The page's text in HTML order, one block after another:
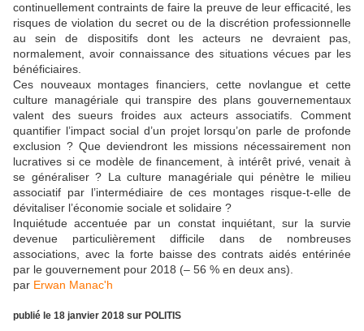
continuellement contraints de faire la preuve de leur efficacité, les
risques de violation du secret ou de la discrétion professionnelle
au sein de dispositifs dont les acteurs ne devraient pas,
normalement, avoir connaissance des situations vécues par les
bénéficiaires.
Ces nouveaux montages financiers, cette novlangue et cette
culture managériale qui transpire des plans gouvernementaux
valent des sueurs froides aux acteurs associatifs. Comment
quantifier l’impact social d’un projet lorsqu’on parle de profonde
exclusion ? Que deviendront les missions nécessairement non
lucratives si ce modèle de financement, à intérêt privé, venait à
se généraliser ? La culture managériale qui pénètre le milieu
associatif par l’intermédiaire de ces montages risque-t-elle de
dévitaliser l’économie sociale et solidaire ?
Inquiétude accentuée par un constat inquiétant, sur la survie
devenue particulièrement difficile dans de nombreuses
associations, avec la forte baisse des contrats aidés entérinée
par le gouvernement pour 2018 (– 56 % en deux ans).
par Erwan Manac'h
publié le 18 janvier 2018 sur POLITIS